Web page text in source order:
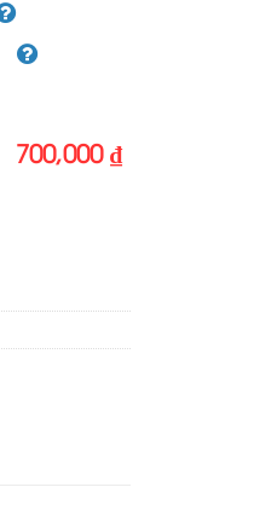
700,000 ₫